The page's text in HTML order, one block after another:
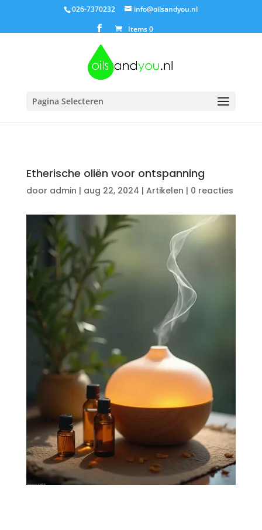
026-7370232
info@oilsandyou.nl
Items 0
Pagina Selecteren
Etherische oliën voor ontspanning
door admin | aug 22, 2024 | Artikelen | 0 reacties